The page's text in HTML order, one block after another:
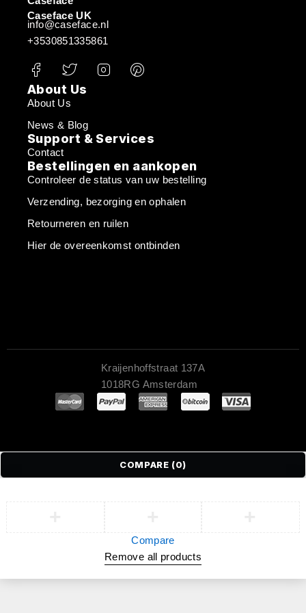
Caseface UK
info@caseface.nl
+3530851335861
About Us
About Us
News & Blog
Support & Services
Contact
Bestellingen en aankopen
Controleer de status van uw bestelling
Verzending, bezorging en ophalen
Retourneren en ruilen
Hier de overeenkomst ontbinden
Kraijenhoffstraat 137A
1018RG Amsterdam
COMPARE (0)
Compare
Remove all products